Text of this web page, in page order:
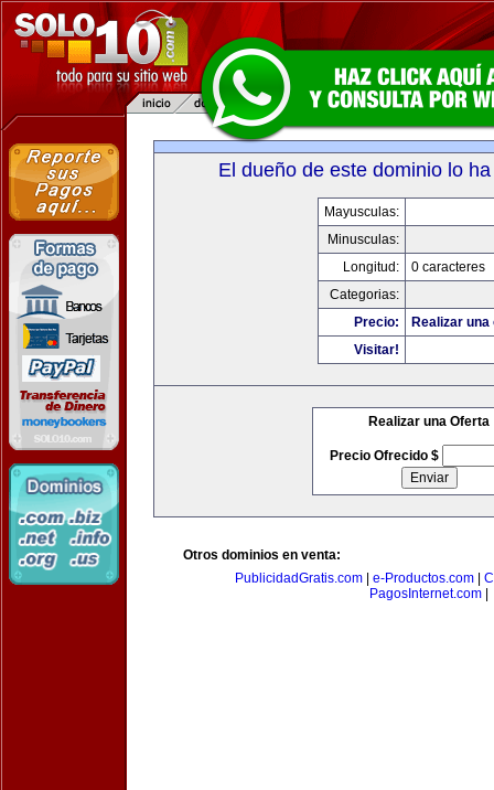
El dueño de este dominio lo
Mayusculas:
Minusculas:
Longitud:
0 caracteres
Categorias:
Precio:
Realizar
Visitar!
Realizar una Oferta
Precio Ofrecido $
Otros dominios en venta:
PublicidadGratis.com
e-Productos.com
PagosInternet.com